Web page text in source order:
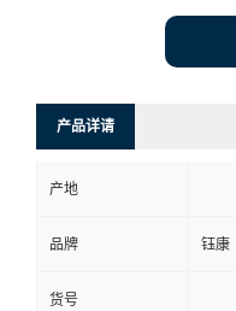
产品详请
产地
品牌 钰康
货号